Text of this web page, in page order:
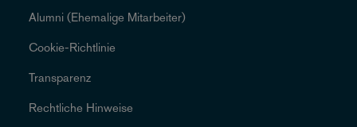
Alumni (Ehemalige Mitarbeiter)
Cookie-Richtlinie
Transparenz
Rechtliche Hinweise